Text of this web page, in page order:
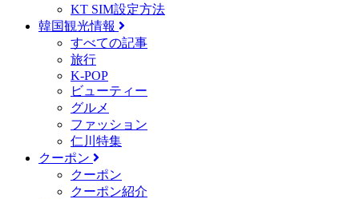
KT SIM設定方法
韓国観光情報
すべての記事
旅行
K-POP
ビューティー
グルメ
ファッション
仁川特集
クーポン
クーポン
クーポン紹介